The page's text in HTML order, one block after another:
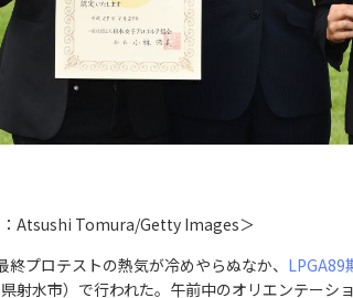
Atsushi Tomura/Getty Images＞
終プロテストの熱気が冷めやらぬなか、 LPGA89
射水市）で行われた。午前中のオリエンテーシ